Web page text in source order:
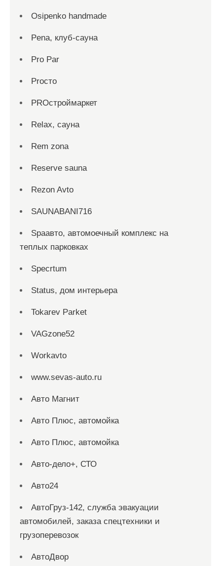
Osipenko handmade
Pena, клуб-сауна
Pro Par
Proсто
PROстроймаркет
Relax, сауна
Rem zona
Reserve sauna
Rezon Avto
SAUNABANI716
Spaавто, автомоечный комплекс на
теплых парковках
Specrtum
Status, дом интерьера
Tokarev Parket
VAGzone52
Workavto
www.sevas-auto.ru
Авто Магнит
Авто Плюс, автомойка
Авто Плюс, автомойка
Авто-дело+, СТО
Авто24
АвтоГруз-142, служба эвакуации
автомобилей, заказа спецтехники и
грузоперевозок
АвтоДвор